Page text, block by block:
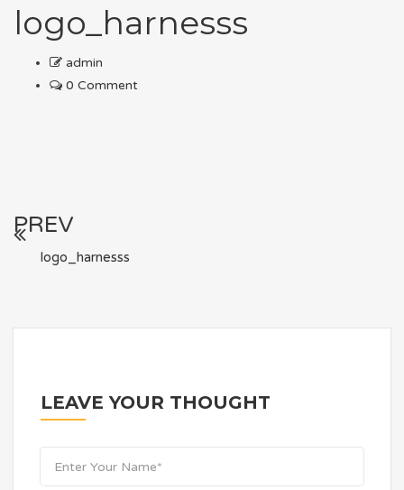
logo_harnesss
admin
0 Comment
PREV
logo_harnesss
LEAVE YOUR THOUGHT